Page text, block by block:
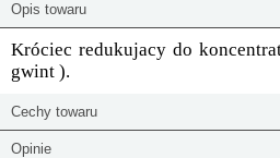
Opis towaru
Króciec redukujacy do
gwint ).
Cechy towaru
Opinie